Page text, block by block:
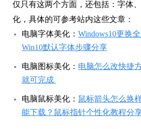
电脑字体美化： Windows10更换
Win10默认字体步骤分享
电脑图标美化：电脑怎么改快捷
电脑鼠标美化：